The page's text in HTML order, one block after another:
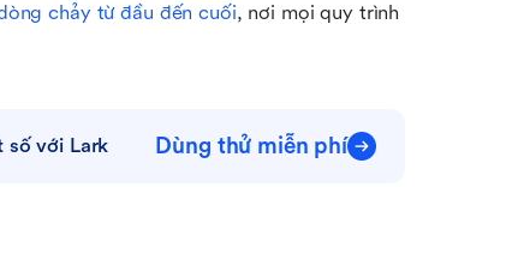
chảy từ đầu đến cuối, nơi mọi quy trình
số với Lark Dùng thử miễn phí